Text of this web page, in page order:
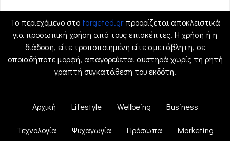
Το περιεχόμενο στο targeted.grπροορίζεται αποκλειστικά
για προσωπική χρήση από τους επισκέπτες. Η χρήση ή η
διάδοση, είτε τροποποιημένη είτε αμετάβλητη, σε
οποιαδήποτε μορφή, απαγορεύεται αυστηρά χωρίς τη ρητή
γραπτή συγκατάθεση του εκδότη.
Αρχική Lifestyle Wellbeing Business
Τεχνολογία Ψυχαγωγία Πρόσωπα Marketing